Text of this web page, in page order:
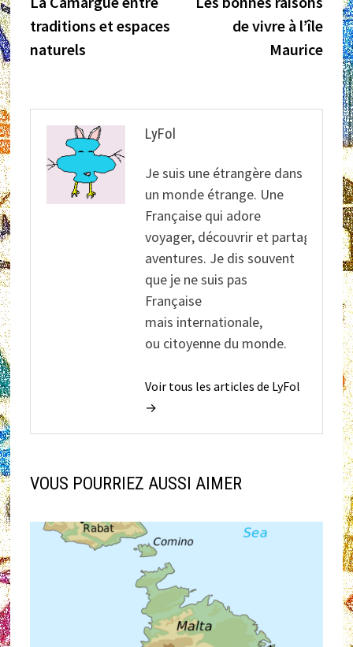
de
l’article
traditions et espaces
naturels
de vivre à l’île
Maurice
LyFol
Je suis une étrangère dans
un monde étrange. Une
Française qui adore
voyager, découvrir et partager ses
aventures. Je dis souvent
que je ne suis pas
Française
mais internationale,
ou citoyenne du monde.
Voir tous les articles de LyFol
→
VOUS POURRIEZ AUSSI AIMER